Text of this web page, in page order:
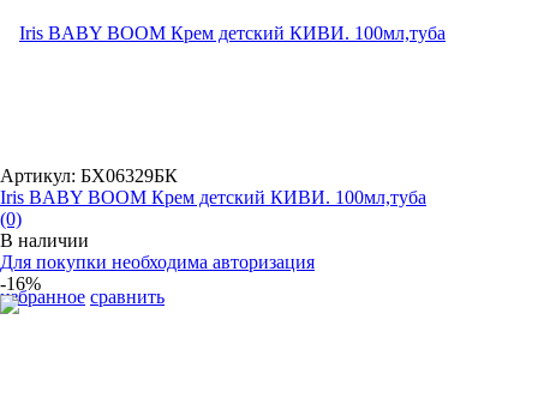
избранное сравнить
Артикул: БХ06329БК
Iris BABY BOOM Крем детский КИВИ. 100мл,туба
(0)
В наличии
Для покупки необходима авторизация
-16%